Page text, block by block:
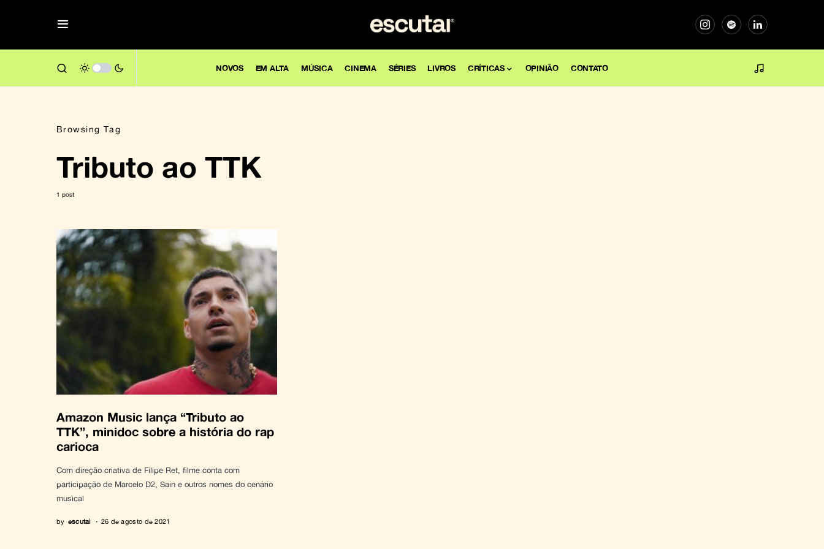
NOVOS EM ALTA MÚSICA CINEMA SÉRIES LIVROS CRÍTICAS OPINIÃO CONTATO
Browsing Tag
Tributo ao TTK
1 post
Amazon Music lança “Tributo ao
TTK”, minidoc sobre a história do rap
carioca
Com direção criativa de Filipe Ret, filme conta com
participação de Marcelo D2, Sain e outros nomes do cenário
musical
by escutai 26 de agosto de 2021